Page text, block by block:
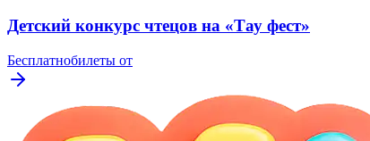
Детский конкурс чтецов на «Тау фест»
Бесплатнобилеты от